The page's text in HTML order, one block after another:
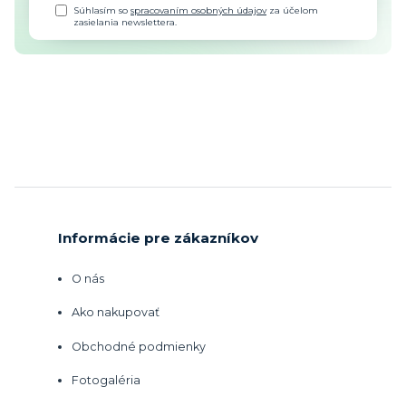
Súhlasím sospracovaním osobných údajovza účelom
zasielania newslettera.
Informácie pre zákazníkov
O nás
Ako nakupovať
Obchodné podmienky
Fotogaléria